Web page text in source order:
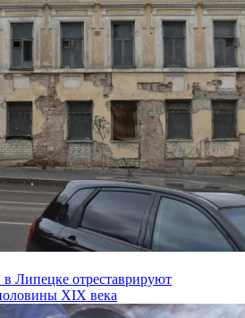
Липецке отреставрируют
XIX века